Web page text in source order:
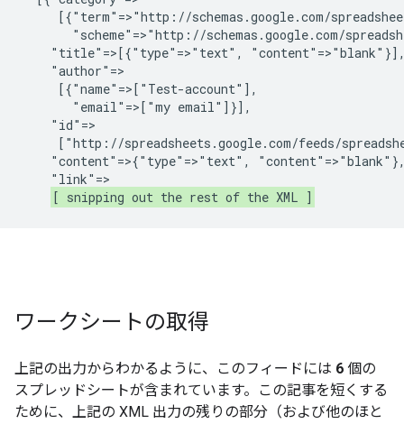
[{"term"=>"http://schemas.google.com/
"scheme"=>"http://schemas.google.com/
"title"=>[{"type"=>"text",
    "author"=>
     [{"name"=>["Test-account"],
       "email"=>["my email"]}],
    "id"=>
["http://spreadsheets.google.com/feeds/
"content"=>{"type"=>"text",
    "link"=>
[ snipping out the rest of the XML ]
ワークシートの取得
上記の出力からわかるように、このフィードには 6 個の
スプレッドシートが含まれています。この記事を短くする
ために、上記の XML 出力の残りの部分（および他のほと